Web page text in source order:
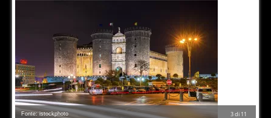
3di 11
Fonte: istockphoto